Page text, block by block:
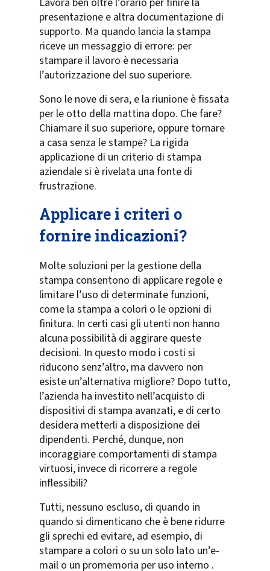
presentazione e altra documentazione di
supporto. Ma quando lancia la stampa
riceve un messaggio di errore: per
stampare il lavoro è necessaria
l’autorizzazione del suo superiore.
Sono le nove di sera, e la riunione è fissata
per le otto della mattina dopo. Che fare?
Chiamare il suo superiore, oppure tornare
a casa senza le stampe? La rigida
applicazione di un criterio di stampa
aziendale si è rivelata una fonte di
frustrazione.
Applicare i criteri o
fornire indicazioni?
Molte soluzioni per la gestione della
stampa consentono di applicare regole e
limitare l’uso di determinate funzioni,
come la stampa a colori o le opzioni di
finitura. In certi casi gli utenti non hanno
alcuna possibilità di aggirare queste
decisioni. In questo modo i costi si
riducono senz’altro, ma davvero non
esiste un’alternativa migliore? Dopo tutto,
l’azienda ha investito nell’acquisto di
dispositivi di stampa avanzati, e di certo
desidera metterli a disposizione dei
dipendenti. Perché, dunque, non
incoraggiare comportamenti di stampa
virtuosi, invece di ricorrere a regole
inflessibili?
Tutti, nessuno escluso, di quando in
quando si dimenticano che è bene ridurre
gli sprechi ed evitare, ad esempio, di
stampare a colori o su un solo lato un’e-
mail o un promemoria per uso interno .